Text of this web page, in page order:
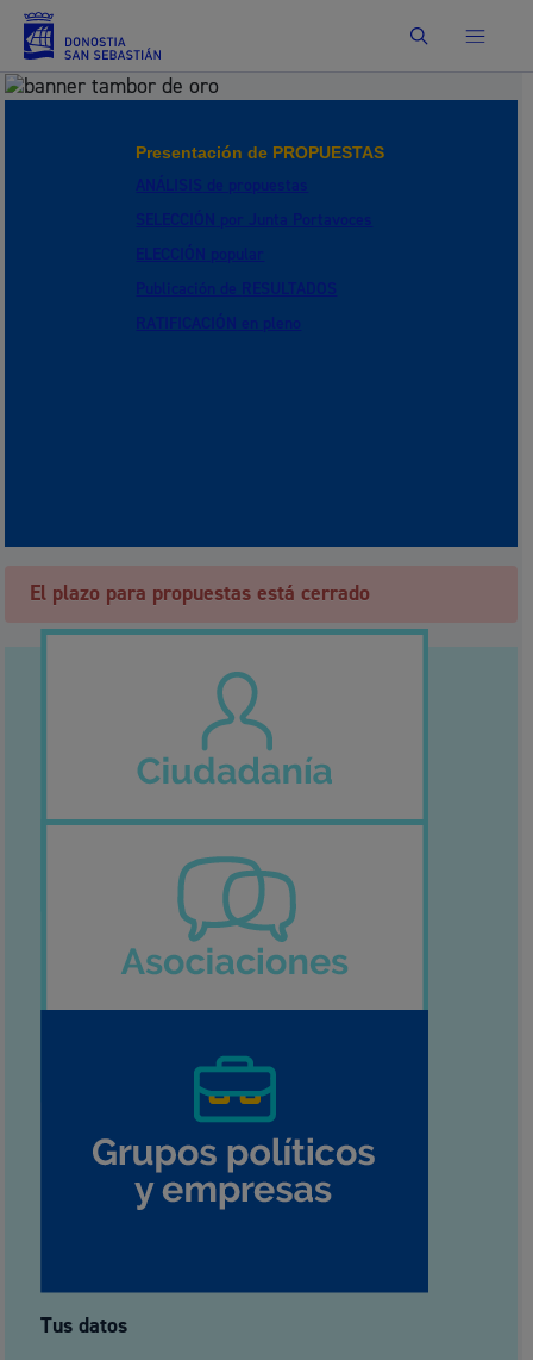
Buscar
Presentación de PROPUESTAS
ANÁLISIS de propuestas
SELECCIÓN por Junta Portavoces
ELECCIÓN popular
Publicación de RESULTADOS
RATIFICACIÓN en pleno
El plazo para propuestas está cerrado
Tus datos